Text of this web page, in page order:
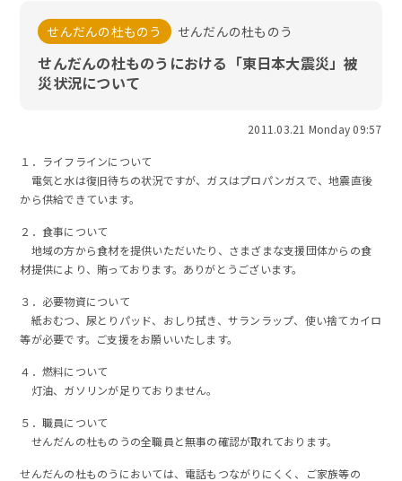
せんだんの杜ものう せんだんの杜ものう
せんだんの杜ものうにおける「東日本大震災」被
災状況について
2011.03.21 Monday 09:57
１．ライフラインについて
電気と水は復旧待ちの状況ですが、ガスはプロパンガスで、地震直後
から供給できています。
２．食事について
地域の方から食材を提供いただいたり、さまざまな支援団体からの食
材提供により、賄っております。ありがとうございます。
３．必要物資について
紙おむつ、尿とりパッド、おしり拭き、サランラップ、使い捨てカイロ
等が必要です。ご支援をお願いいたします。
４．燃料について
灯油、ガソリンが足りておりません。
５．職員について
せんだんの杜ものうの全職員と無事の確認が取れております。
せんだんの杜ものうにおいては、電話もつながりにくく、ご家族等の